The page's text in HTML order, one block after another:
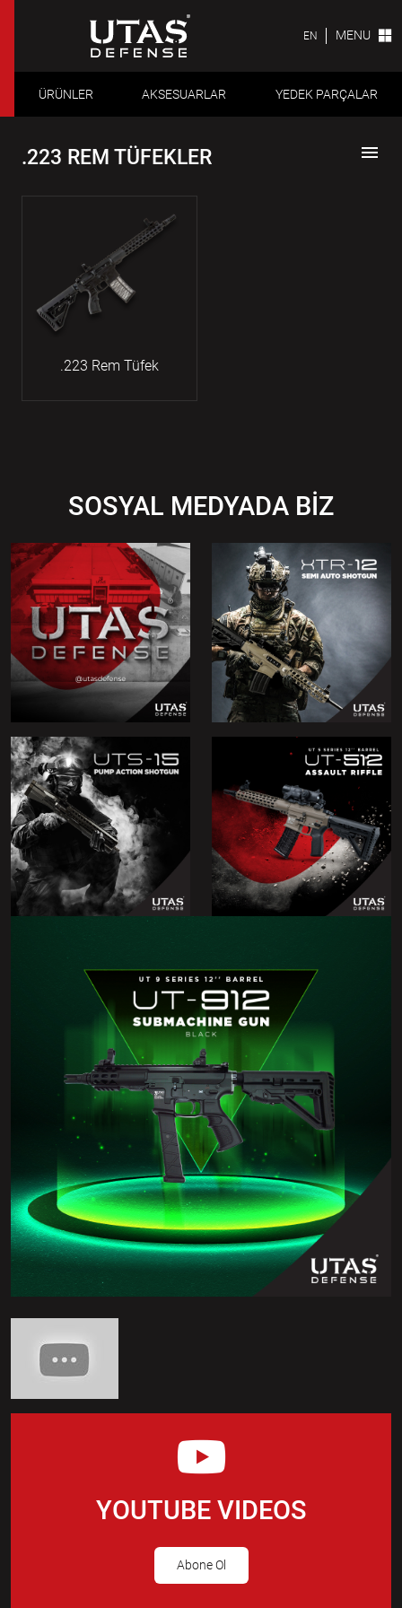
EN MENU
ÜRÜNLER AKSESUARLAR YEDEK PARÇALAR
.223 REM TÜFEKLER menu
.223 Rem Tüfek
SOSYAL MEDYADA BİZ
YOUTUBE VIDEOS
Abone Ol